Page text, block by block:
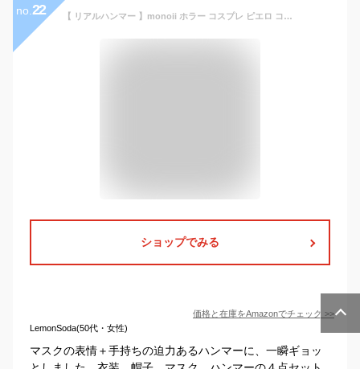
no. 22 【 リアルハンマー 】monoii ホラー コスプレ ピエロ コスチューム 恐怖 コス ハロウィン 仮装 悪魔 道化師 衣装 マスク ハンマー セット d398
ショップでみる
価格と在庫をAmazonでチェック >>
LemonSoda(50代・女性)
マスクの表情＋手持ちの迫力あるハンマーに、一瞬ギョッ